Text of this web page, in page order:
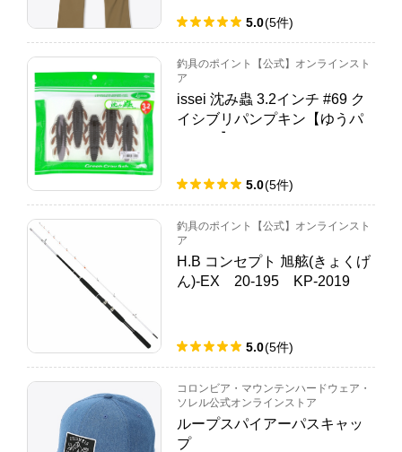
5.0(5件)
釣具のポイント【公式】オンラインスト
ア
issei 沈み蟲 3.2インチ #69 ク
イシブリパンプキン【ゆうパ
5.0(5件)
釣具のポイント【公式】オンラインスト
ア
H.B コンセプト 旭舷(きょくげ
ん)-EX 20-195 KP-2019
5.0(5件)
コロンビア・マウンテンハードウェア・
ソレル公式オンラインストア
ループスパイアーパスキャッ
プ